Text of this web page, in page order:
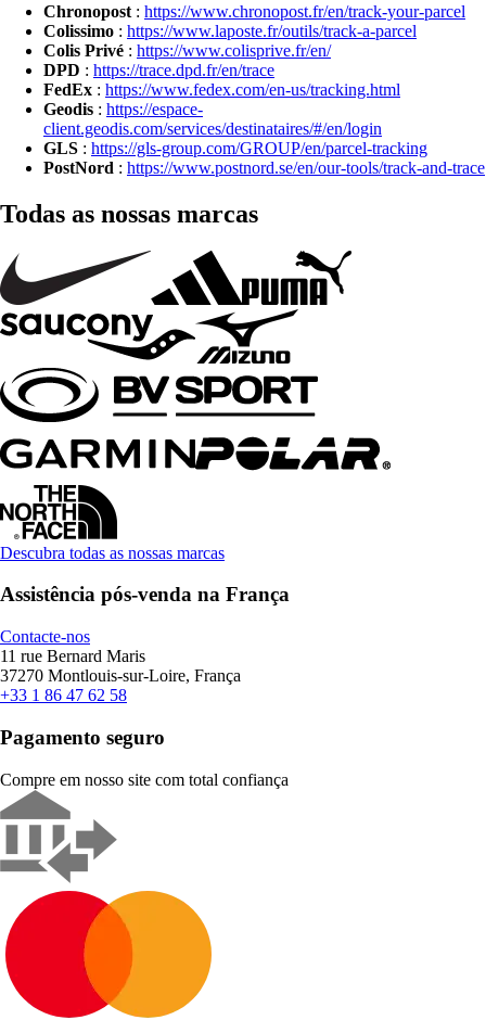
Chronopost : https://www.chronopost.fr/en/track-your-parcel
Colissimo : https://www.laposte.fr/outils/track-a-parcel
Colis Privé : https://www.colisprive.fr/en/
DPD : https://trace.dpd.fr/en/trace
FedEx : https://www.fedex.com/en-us/tracking.html
Geodis : https://espace-
client.geodis.com/services/destinataires/#/en/login
GLS : https://gls-group.com/GROUP/en/parcel-tracking
PostNord : https://www.postnord.se/en/our-tools/track-and-trace
Todas as nossas marcas
Descubra todas as nossas marcas
Assistência pós-venda na França
Contacte-nos
11 rue Bernard Maris
37270 Montlouis-sur-Loire, França
+33 1 86 47 62 58
Pagamento seguro
Compre em nosso site com total confiança